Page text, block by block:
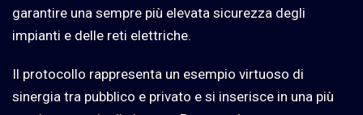
garantire una sempre più elevata sicurezza degli
impianti e delle reti elettriche.
Il protocollo rappresenta un esempio virtuoso di
sinergia tra pubblico e privato e si inserisce in una più